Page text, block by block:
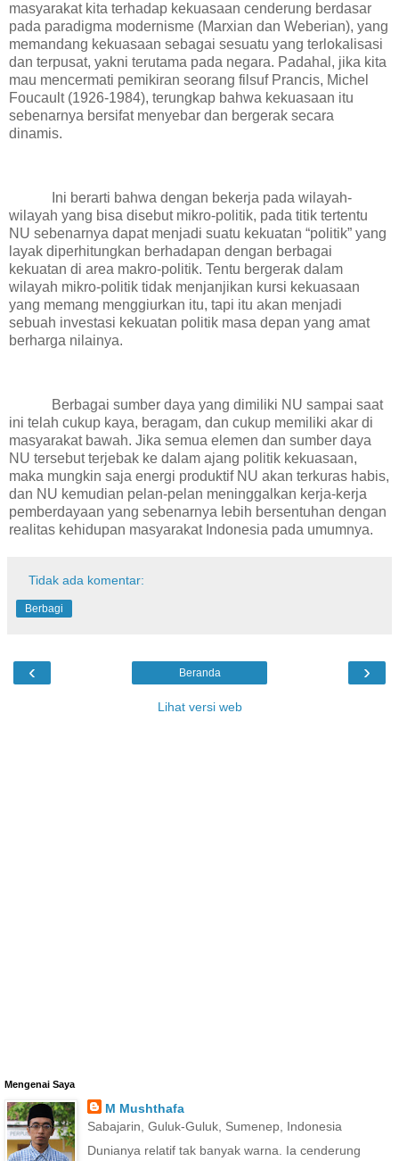
masyarakat kita terhadap kekuasaan cenderung berdasar
pada paradigma modernisme (Marxian dan Weberian), yang
memandang kekuasaan sebagai sesuatu yang terlokalisasi
dan terpusat, yakni terutama pada negara. Padahal, jika kita
mau mencermati pemikiran seorang filsuf Prancis, Michel
Foucault (1926-1984), terungkap bahwa kekuasaan itu
sebenarnya bersifat menyebar dan bergerak secara
dinamis.
Ini berarti bahwa dengan bekerja pada wilayah-
wilayah yang bisa disebut mikro-politik, pada titik tertentu
NU sebenarnya dapat menjadi suatu kekuatan “politik” yang
layak diperhitungkan berhadapan dengan berbagai
kekuatan di area makro-politik. Tentu bergerak dalam
wilayah mikro-politik tidak menjanjikan kursi kekuasaan
yang memang menggiurkan itu, tapi itu akan menjadi
sebuah investasi kekuatan politik masa depan yang amat
berharga nilainya.
Berbagai sumber daya yang dimiliki NU sampai saat
ini telah cukup kaya, beragam, dan cukup memiliki akar di
masyarakat bawah. Jika semua elemen dan sumber daya
NU tersebut terjebak ke dalam ajang politik kekuasaan,
maka mungkin saja energi produktif NU akan terkuras habis,
dan NU kemudian pelan-pelan meninggalkan kerja-kerja
pemberdayaan yang sebenarnya lebih bersentuhan dengan
realitas kehidupan masyarakat Indonesia pada umumnya.
Tidak ada komentar:
Berbagi
‹ ›
Beranda
Lihat versi web
Mengenai Saya
M Mushthafa
Sabajarin, Guluk-Guluk, Sumenep, Indonesia
Dunianya relatif tak banyak warna. Ia cenderung